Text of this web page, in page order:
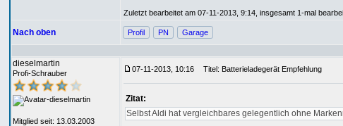
Zuletzt bearbeitet am 07-11-2013, 9:14, insgesamt 1-mal
Nach oben Profil PN Garage
dieselmartin
Profi-Schrauber
Mitglied seit: 13.03.2003
07-11-2013, 10:16 Titel: Batterieladegerät Empfehlung
Zitat:
Selbst Aldi hat vergleichbares gelegentlich ohne